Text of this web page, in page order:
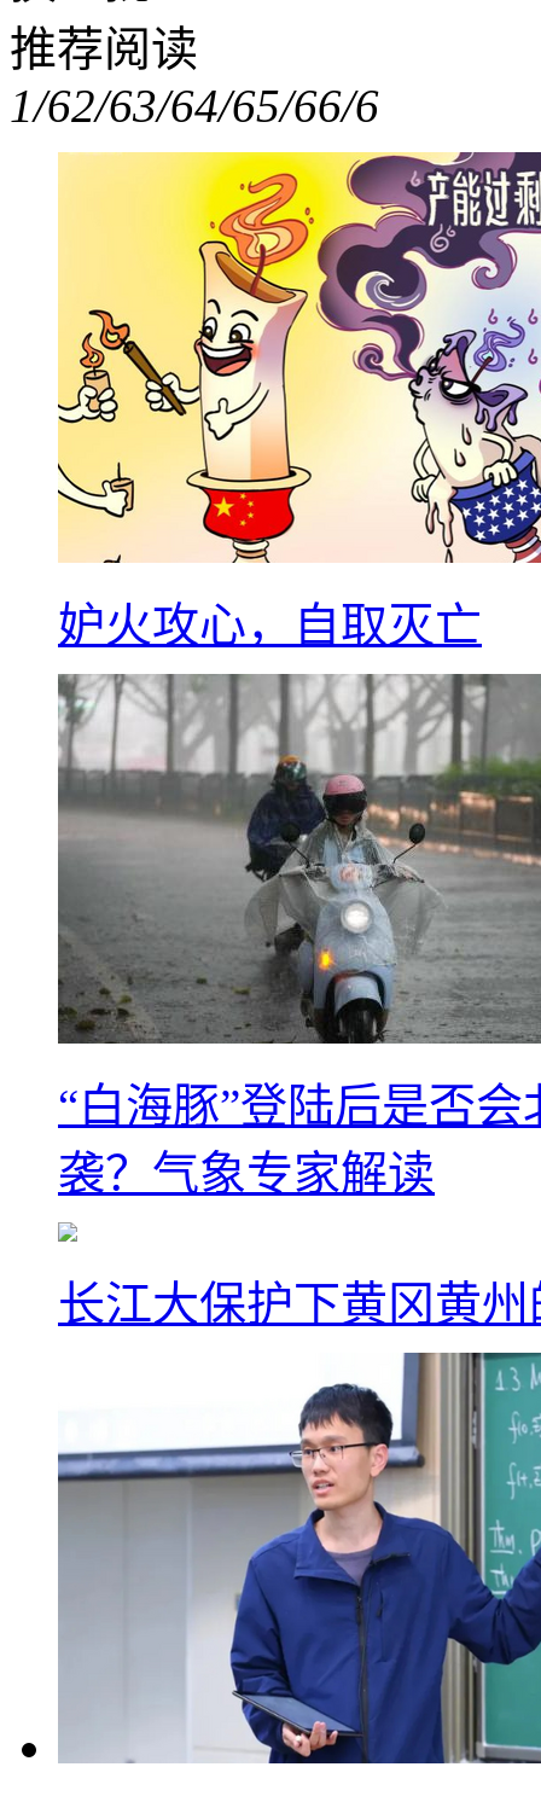
推荐阅读
1/62/63/64/65/66/6
妒火攻心，自取灭亡
“白海豚”登陆后是否
袭？气象专家解读
长江大保护下黄冈黄